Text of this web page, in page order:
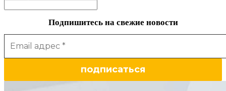
Подпишитесь на свежие новости